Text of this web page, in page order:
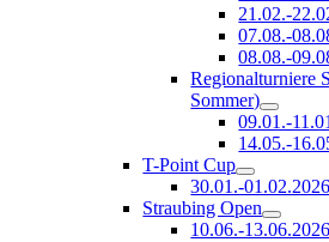
21.02.-
07.08.-
08.08.-
Regionalturniere
Sommer)
09.01.-
14.05.-
T-Point Cup
30.01.-01.02.2026
Straubing Open
10.06.-13.06.2026